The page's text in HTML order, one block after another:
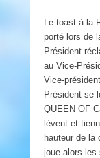
Le toast à la
porté lors de
Président
au Vice-
Vice-
Président se
QUEEN OF
lèvent et
hauteur de la
joue alors les